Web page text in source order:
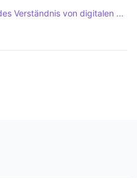
Verständnis von digitalen ...